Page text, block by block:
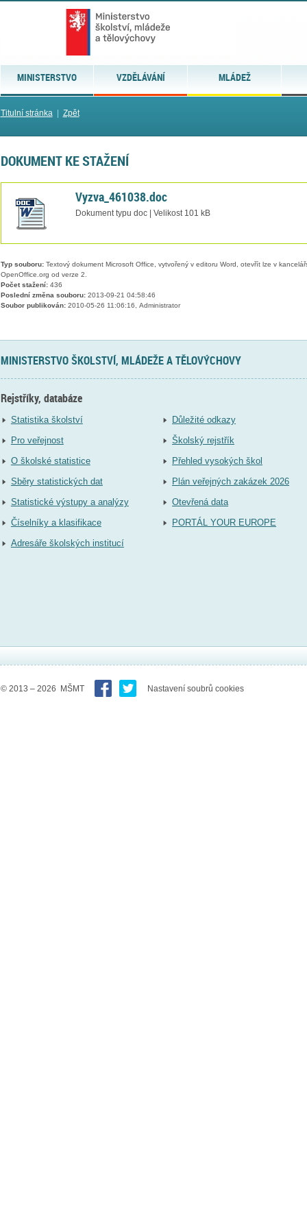
MINISTERSTVO VZDĚLÁVÁNÍ MLÁDEŽ
Titulní stránka| Zpět
DOKUMENT KE STAŽENÍ
Vyzva_461038.doc
Dokument typu doc | Velikost 101 kB
Typ souboru:Textový dokument Microsoft Office, vytvořený v editoru Word, otevřít lze v
OpenOffice.org od verze 2.
Počet stažení:436
Poslední změna souboru:2013-09-21 04:58:46
Soubor publikován:2010-05-26 11:06:16, Administrator
MINISTERSTVO ŠKOLSTVÍ, MLÁDEŽE A TĚLOVÝCHOVY
Rejstříky, databáze
Statistika školství
Pro veřejnost
O školské statistice
Sběry statistických dat
Statistické výstupy a analýzy
Číselníky a klasifikace
Adresáře školských institucí
Důležité odkazy
Školský rejstřík
Přehled vysokých škol
Plán veřejných zakázek 2026
Otevřená data
PORTÁL YOUR EUROPE
© 2013 – 2026 MŠMT Nastavení soubrů cookies